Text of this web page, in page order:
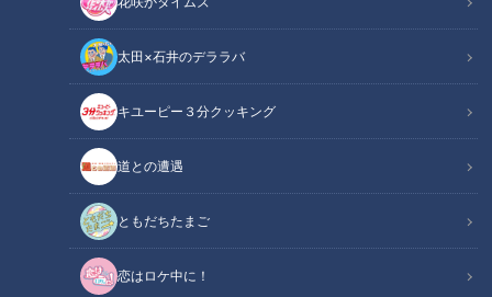
太田×石井のデララバ
キユーピー３分クッキング
道との遭遇
ともだちたまご
恋はロケ中に！
CBCテレビ：画像『キユーピー3分クッキング』
キユーピー３分クッキング
レシピ紹介
じっくりと煮たやわらかくてみずみずしい新玉ねぎに、甘辛い
そぼろみそを合わせます。ごはんはもちろん、お酒にも合う一
品です。（講師：宮本和秀先生／キユーピー３分クッキング